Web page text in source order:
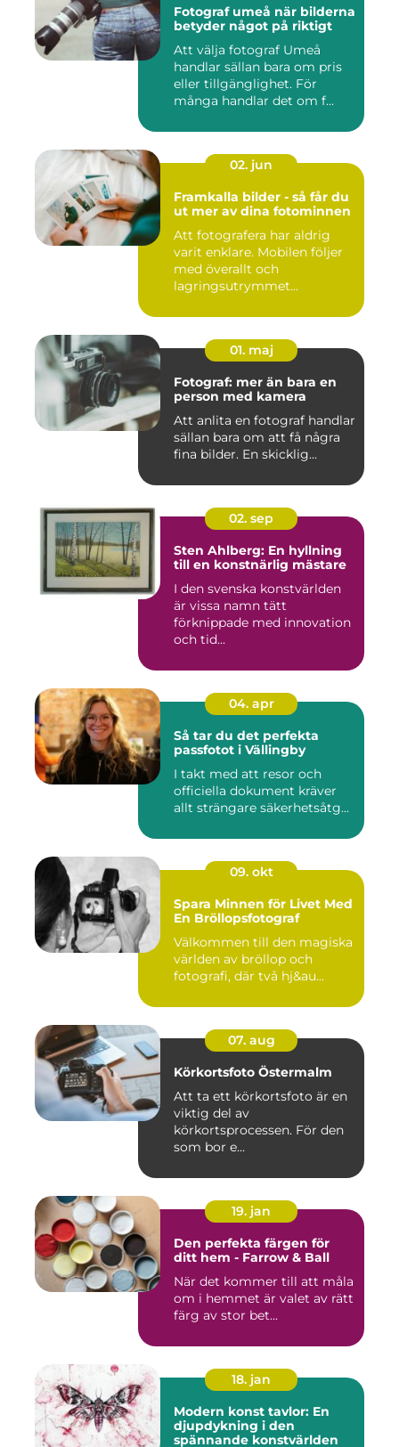
Fotograf umeå när bilderna
betyder något på riktigt
Att välja fotograf Umeå
handlar sällan bara om pris
eller tillgänglighet. För
många handlar det om f...
02. jun
Framkalla bilder - så får du
ut mer av dina fotominnen
Att fotografera har aldrig
varit enklare. Mobilen följer
med överallt och
lagringsutrymmet...
01. maj
Fotograf: mer än bara en
person med kamera
Att anlita en fotograf handlar
sällan bara om att få några
fina bilder. En skicklig...
02. sep
Sten Ahlberg: En hyllning
till en konstnärlig mästare
I den svenska konstvärlden
är vissa namn tätt
förknippade med innovation
och tid...
04. apr
Så tar du det perfekta
passfotot i Vällingby
I takt med att resor och
officiella dokument kräver
allt strängare säkerhetsåtg...
09. okt
Spara Minnen för Livet Med
En Bröllopsfotograf
Välkommen till den magiska
världen av bröllop och
fotografi, där två hj&au...
07. aug
Körkortsfoto Östermalm
Att ta ett körkortsfoto är en
viktig del av
körkortsprocessen. För den
som bor e...
19. jan
Den perfekta färgen för
ditt hem - Farrow & Ball
När det kommer till att måla
om i hemmet är valet av rätt
färg av stor bet...
18. jan
Modern konst tavlor: En
djupdykning i den
spännande konstvärlden